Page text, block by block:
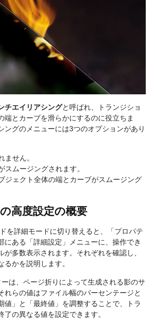
チエイリアシングと呼ばれ、トランジショ
端とカーブを滑らかにするのに役立ちま
ングのメニューには3つのオプションがあり
ません。
スムージングされます。
ジェクト全体の端とカーブがスムージング
高度設定の概要
を詳細モードに切り替えると、「プロパテ
にある「詳細設定」メニューに、操作でき
が多数表示されます。それぞれを確認し、
かを説明します。
は、ページ折りによって生成される影のサ
れらの値はファイル幅のパーセンテージと
値」と「最終値」を調整することで、トラ
了の異なる値を設定できます。